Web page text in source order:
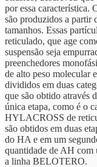
por essa característica.
são produzidos a partir
tamanhos. Essas
reticulado, que age
suspensão seja
preenchedores
de alto peso molecular
divididos em duas
que são obtido através
única etapa, como é o
HYLACROSS de
são obtidos em duas
do HA e em um
quantidade de AH com
a linha BELOTERO.